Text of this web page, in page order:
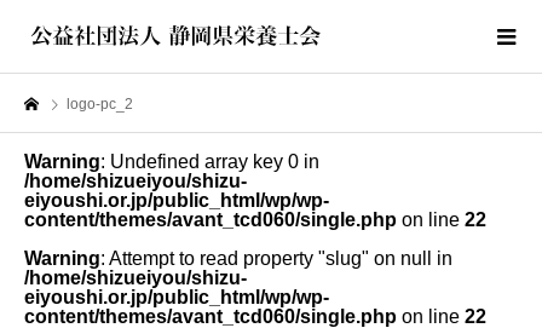
logo-pc_2
Warning: Undefined array key 0 in
/home/shizueiyou/shizu-
eiyoushi.or.jp/public_html/wp/wp-
content/themes/avant_tcd060/single.php on line 22
Warning: Attempt to read property "slug" on null in
/home/shizueiyou/shizu-
eiyoushi.or.jp/public_html/wp/wp-
content/themes/avant_tcd060/single.php on line 22